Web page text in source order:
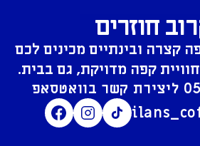
חוזרים
קצרה ובינתיים מכינים לכם
קפה מדויקת, גם בבית.